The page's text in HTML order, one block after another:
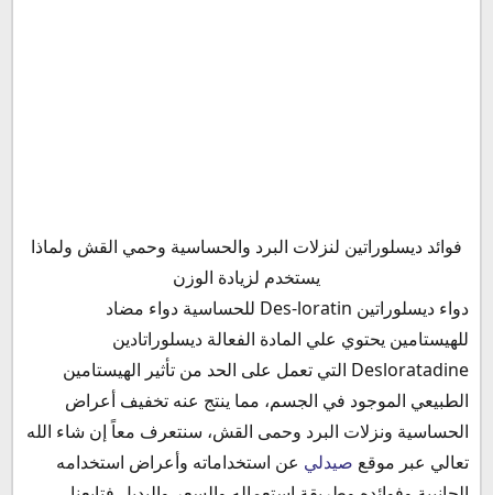
ديسلوراتين صيدلي
آلية عمل دواء ديسلوراتين
ما هو دواء ديسلوراتين
دواعي استعمال دواء ديسلوراتين
الأعراض الجانبية لدواء ديسلوراتين
موانع استخدام ديسلوراتين
هل ديسلوراتين مضاد حيوي؟
هل دواء ديسلوراتين يزيد الوزن
فوائد ديسلوراتين لنزلات البرد والحساسية وحمي القش ولماذا
يستخدم لزيادة الوزن
دواء ديسلوراتين Des-loratin للحساسية دواء مضاد
للهيستامين يحتوي علي المادة الفعالة ديسلوراتادين
Desloratadine التي تعمل على الحد من تأثير الهيستامين
الطبيعي الموجود في الجسم، مما ينتج عنه تخفيف أعراض
الحساسية ونزلات البرد وحمى القش، سنتعرف معاً إن شاء الله
تعالي عبر موقع صيدلي عن استخداماته وأعراض استخدامه